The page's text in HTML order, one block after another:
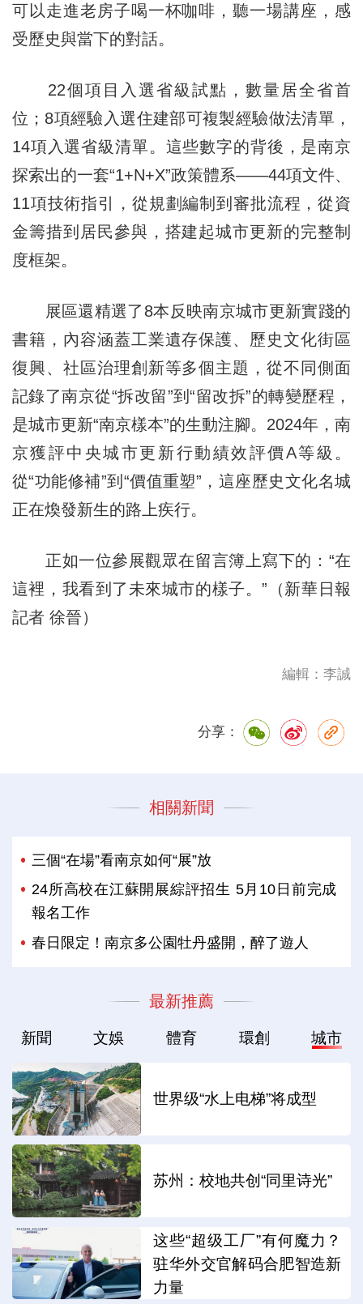
可以走進老房子喝一杯咖啡，聽一場講座，感
受歷史與當下的對話。
22個項目入選省級試點，數量居全省首
位；8項經驗入選住建部可複製經驗做法清單，
14項入選省級清單。這些數字的背後，是南京
探索出的一套“1+N+X”政策體系——44項文件、
11項技術指引，從規劃編制到審批流程，從資
金籌措到居民參與，搭建起城市更新的完整制
度框架。
展區還精選了8本反映南京城市更新實踐的
書籍，內容涵蓋工業遺存保護、歷史文化街區
復興、社區治理創新等多個主題，從不同側面
記錄了南京從“拆改留”到“留改拆”的轉變歷程，
是城市更新“南京樣本”的生動注腳。2024年，南
京獲評中央城市更新行動績效評價A等級。
從“功能修補”到“價值重塑”，這座歷史文化名城
正在煥發新生的路上疾行。
正如一位參展觀眾在留言簿上寫下的：“在
這裡，我看到了未來城市的樣子。”（新華日報
記者 徐晉）
編輯：李誠
分享：
相關新聞
三個“在場”看南京如何“展”放
24所高校在江蘇開展綜評招生 5月10日前完成
報名工作
春日限定！南京多公園牡丹盛開，醉了遊人
最新推薦
新聞 文娛 體育 環創 城市
世界级“水上电梯”将成型
苏州：校地共创“同里诗光”
这些“超级工厂”有何魔力？
驻华外交官解码合肥智造新
力量